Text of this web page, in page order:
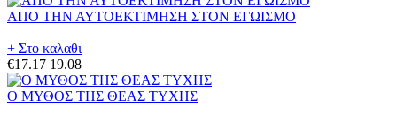
ΑΠΟ ΤΗΝ ΑΥΤΟΕΚΤΙΜΗΣΗ ΣΤΟΝ ΕΓΩΙΣΜΟ
+ Στο καλαθι
€17.17 19.08
Ο ΜΥΘΟΣ ΤΗΣ ΘΕΑΣ ΤΥΧΗΣ